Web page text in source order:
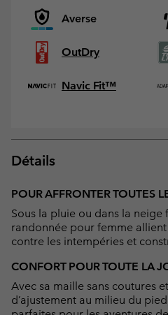
Averse
OutDry
Navic Fit™
Détails
POUR AFFRONTER TOUTES
Sous la pluie ou dans la neige
randonnée pour femme
contre les intempéries et
CONFORT POUR TOUTE LA
Avec sa maille sans coutures
d’ajustement au milieu du